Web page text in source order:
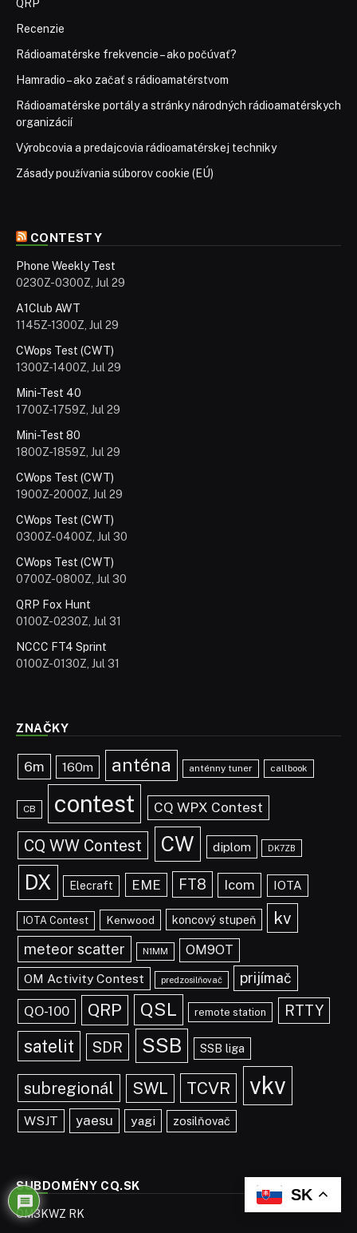
QRP
Recenzie
Rádioamatérske frekvencie – ako počúvať?
Hamradio – ako začať s rádioamatérstvom
Rádioamatérske portály a stránky národných rádioamatérskych
organizácií
Výrobcovia a predajcovia rádioamatérskej techniky
Zásady používania súborov cookie (EÚ)
CONTESTY
Phone Weekly Test
0230Z-0300Z, Jul 29
A1Club AWT
1145Z-1300Z, Jul 29
CWops Test (CWT)
1300Z-1400Z, Jul 29
Mini-Test 40
1700Z-1759Z, Jul 29
Mini-Test 80
1800Z-1859Z, Jul 29
CWops Test (CWT)
1900Z-2000Z, Jul 29
CWops Test (CWT)
0300Z-0400Z, Jul 30
CWops Test (CWT)
0700Z-0800Z, Jul 30
QRP Fox Hunt
0100Z-0230Z, Jul 31
NCCC FT4 Sprint
0100Z-0130Z, Jul 31
ZNAČKY
6m 160m anténa anténny tuner callbook
CB contest CQ WPX Contest
CQ WW Contest CW diplom DK7ZB
DX Elecraft EME FT8 Icom IOTA
IOTA Contest Kenwood koncový stupeň kv
meteor scatter N1MM
OM9OT
OM Activity Contest
predzosilňovač prijímač
QO-100 QRP QSL remote station RTTY
satelit SDR SSB SSB liga
subregionál SWL TCVR vkv
WSJT yaesu yagi zosilňovač
SUBDOMÉNY CQ.SK
OM3KWZ RK
SK